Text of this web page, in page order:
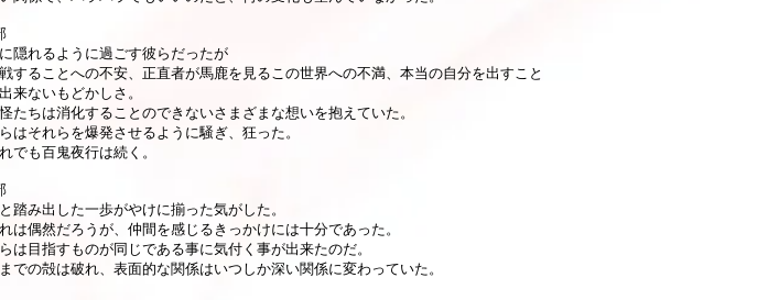
隠れるように過ごす彼らだったが
することへの不安、正直者が馬鹿を見るこの世界への不満、本当の自分を出すこと
来ないもどかしさ。
たちは消化することのできないさまざまな想いを抱えていた。
はそれらを爆発させるように騒ぎ、狂った。
でも百鬼夜行は続く。
踏み出した一歩がやけに揃った気がした。
は偶然だろうが、仲間を感じるきっかけには十分であった。
は目指すものが同じである事に気付く事が出来たのだ。
での殻は破れ、表面的な関係はいつしか深い関係に変わっていた。